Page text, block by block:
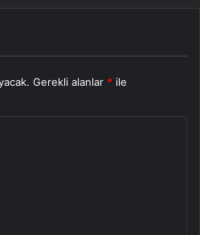
Gerekli alanlar * ile